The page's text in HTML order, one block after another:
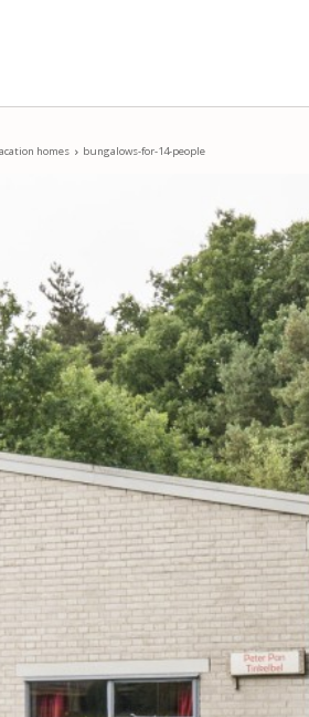
homes bungalows-for-14-people